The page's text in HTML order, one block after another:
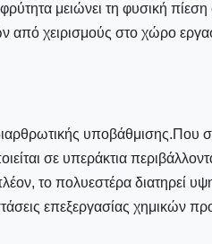
μειώνει τη φυσική
από χειρισμούς στο χώρο
υποβάθμισης.Που
σε υπεράκτια
το πολυεστέρα διατηρεί
επεξεργασίας χημικών